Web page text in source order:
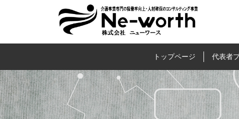
福祉事業所専門の
トップページ 代表者